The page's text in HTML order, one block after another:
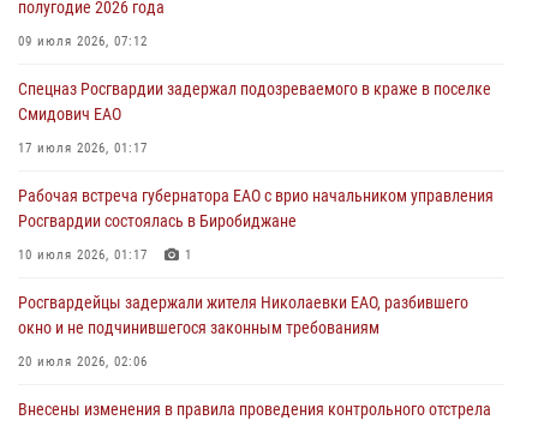
Внесены изменения в правила проведения контрольного отстрела
гражданского оружия
Правила приобретения нарезного оружия изменены: минимальный
стаж владения сокращён до трёх лет
полугодие 2026 года
09 июля 2026, 07:12
Спецназ Росгвардии задержал подозреваемого в краже в поселке
Смидович ЕАО
17 июля 2026, 01:17
Рабочая встреча губернатора ЕАО с врио начальником управления
Росгвардии состоялась в Биробиджане
10 июля 2026, 01:17 1
Росгвардейцы задержали жителя Николаевки ЕАО, разбившего
окно и не подчинившегося законным требованиям
20 июля 2026, 02:06
Внесены изменения в правила проведения контрольного отстрела